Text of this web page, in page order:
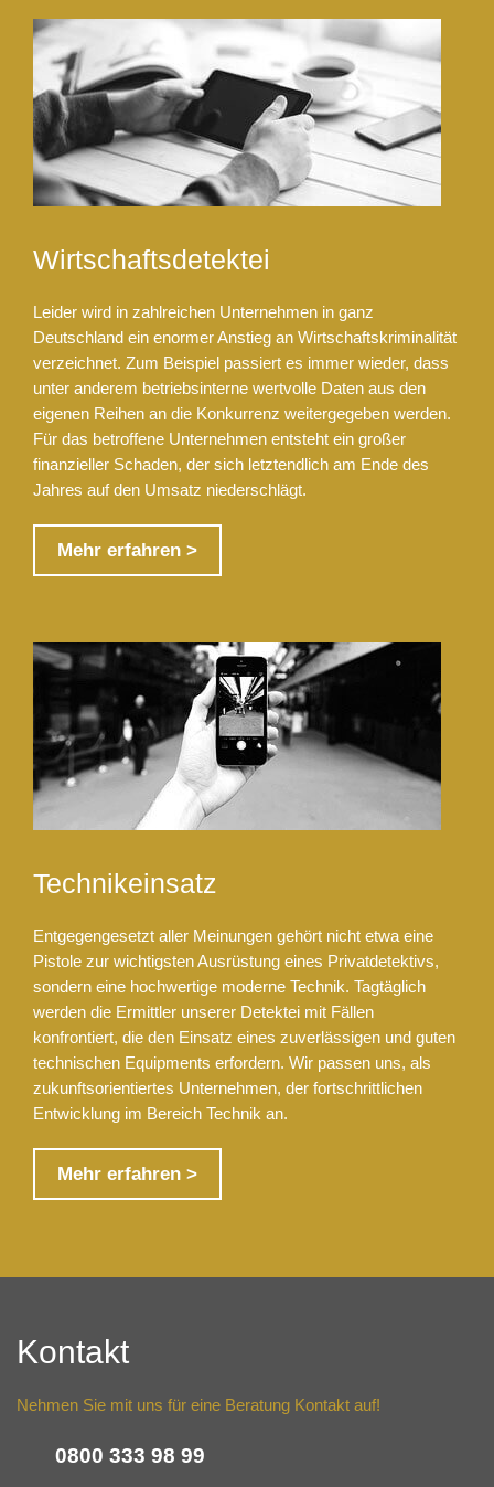
Wirtschaftsdetektei
Leider wird in zahlreichen Unternehmen in ganz
Deutschland ein enormer Anstieg an Wirtschaftskriminalität
verzeichnet. Zum Beispiel passiert es immer wieder, dass
unter anderem betriebsinterne wertvolle Daten aus den
eigenen Reihen an die Konkurrenz weitergegeben werden.
Für das betroffene Unternehmen entsteht ein großer
finanzieller Schaden, der sich letztendlich am Ende des
Jahres auf den Umsatz niederschlägt.
Mehr erfahren >
Technikeinsatz
Entgegengesetzt aller Meinungen gehört nicht etwa eine
Pistole zur wichtigsten Ausrüstung eines Privatdetektivs,
sondern eine hochwertige moderne Technik. Tagtäglich
werden die Ermittler unserer Detektei mit Fällen
konfrontiert, die den Einsatz eines zuverlässigen und guten
technischen Equipments erfordern. Wir passen uns, als
zukunftsorientiertes Unternehmen, der fortschrittlichen
Entwicklung im Bereich Technik an.
Mehr erfahren >
Kontakt
Nehmen Sie mit uns für eine Beratung Kontakt auf!
0800 333 98 99